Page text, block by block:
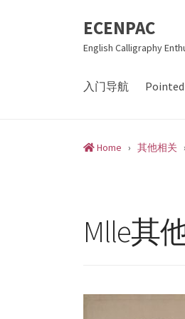
ECENPAC
English Calligraphy
入门导航 Pointed
Home › 其他相关 ›
Mlle其